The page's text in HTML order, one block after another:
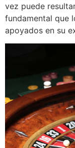
vez puede
fundamental que
apoyados en su